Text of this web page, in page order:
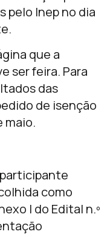
pelo Inep no dia
que a
ser feira. Para
das
de isenção
maio.
como
I do Edital n.º